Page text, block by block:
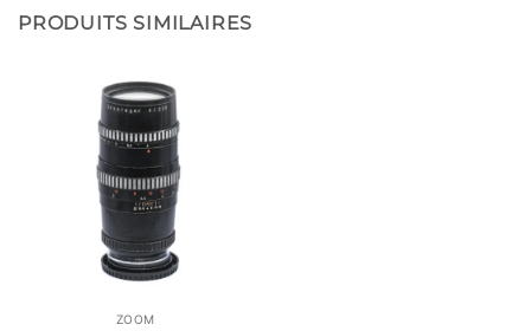
PRODUITS SIMILAIRES
ZOOM